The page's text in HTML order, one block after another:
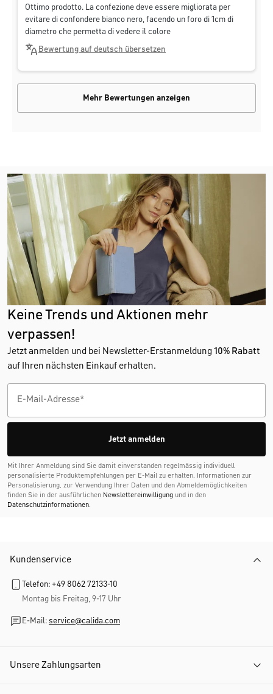
Ottimo prodotto. La confezione deve essere migliorata per
evitare di confondere bianco nero, facendo un foro di 1cm di
diametro che permetta di vedere il colore
Bewertung auf deutsch übersetzen
Mehr Bewertungen anzeigen
Keine Trends und Aktionen mehr
verpassen!
Jetzt anmelden und bei Newsletter-Erstanmeldung 10% Rabatt
auf Ihren nächsten Einkauf erhalten.
Jetzt anmelden
Mit Ihrer Anmeldung sind Sie damit einverstanden regelmässig individuell
personalisierte Produktempfehlungen per E-Mail zu erhalten. Informationen zur
Personalisierung, zur Verwendung Ihrer Daten und den Abmelde­möglichkeiten
finden Sie in der ausführlichen Newslettereinwilligung und in den
Datenschutzinformationen.
Kundenservice
Telefon: +49 8062 72133-10
Montag bis Freitag, 9-17 Uhr
E-Mail: service@calida.com
Unsere Zahlungsarten